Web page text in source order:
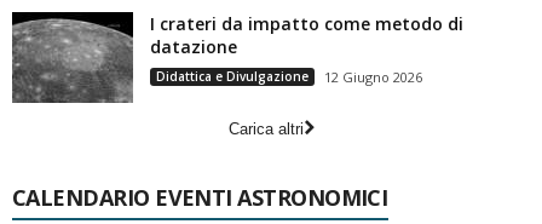
I crateri da impatto come metodo di
datazione
Didattica e Divulgazione 12 Giugno 2026
Carica altri
CALENDARIO EVENTI ASTRONOMICI